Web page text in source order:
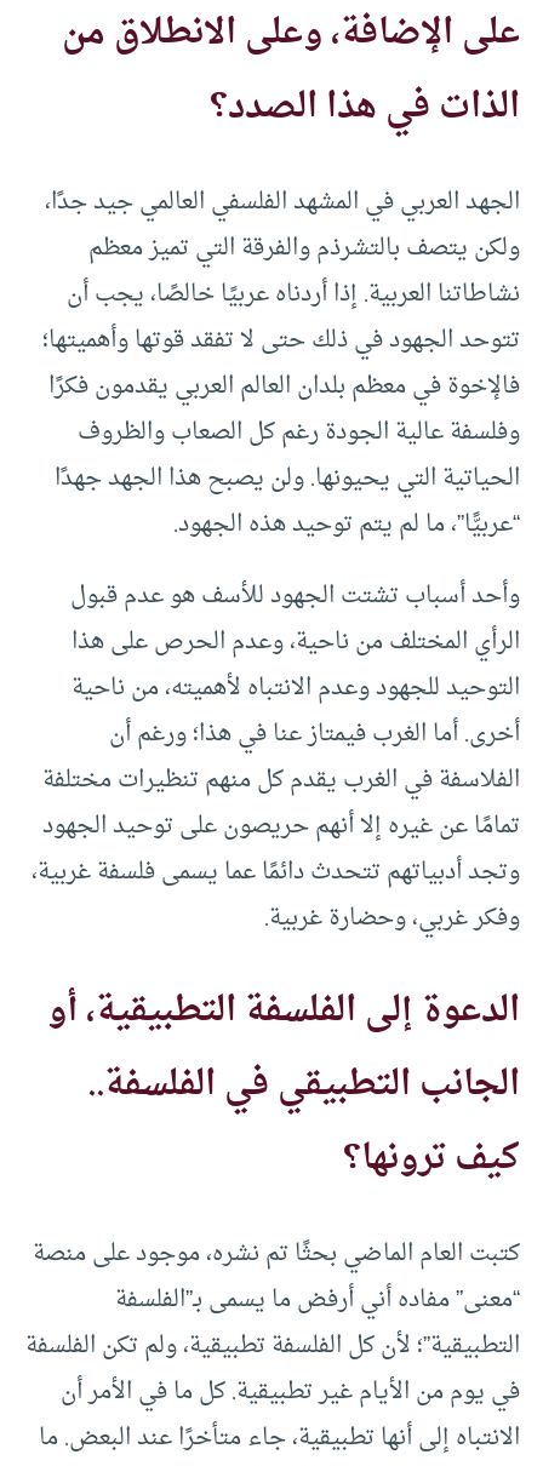
على الإضافة، وعلى الانطلاق من
الذات في هذا الصدد؟
الجهد العربي في المشهد الفلسفي العالمي جيد جدًا،
ولكن يتصف بالتشرذم والفرقة التي تميز معظم
نشاطاتنا العربية. إذا أردناه عربيًا خالصًا، يجب أن
تتوحد الجهود في ذلك حتى لا تفقد قوتها وأهميتها؛
فالإخوة في معظم بلدان العالم العربي يقدمون فكرًا
وفلسفة عالية الجودة رغم كل الصعاب والظروف
الحياتية التي يحيونها. ولن يصبح هذا الجهد جهدًا
“عربيًّا”، ما لم يتم توحيد هذه الجهود.
وأحد أسباب تشتت الجهود للأسف هو عدم قبول
الرأي المختلف من ناحية، وعدم الحرص على هذا
التوحيد للجهود وعدم الانتباه لأهميته، من ناحية
أخرى. أما الغرب فيمتاز عنا في هذا؛ ورغم أن
الفلاسفة في الغرب يقدم كل منهم تنظيرات مختلفة
تمامًا عن غيره إلا أنهم حريصون على توحيد الجهود
وتجد أدبياتهم تتحدث دائمًا عما يسمى فلسفة غربية،
وفكر غربي، وحضارة غربية.
الدعوة إلى الفلسفة التطبيقية، أو
الجانب التطبيقي في الفلسفة..
كيف ترونها؟
كتبت العام الماضي بحثًا تم نشره، موجود على منصة
“معنى” مفاده أني أرفض ما يسمى بـ”الفلسفة
التطبيقية”؛ لأن كل الفلسفة تطبيقية، ولم تكن الفلسفة
في يوم من الأيام غير تطبيقية. كل ما في الأمر أن
الانتباه إلى أنها تطبيقية، جاء متأخرًا عند البعض. ما